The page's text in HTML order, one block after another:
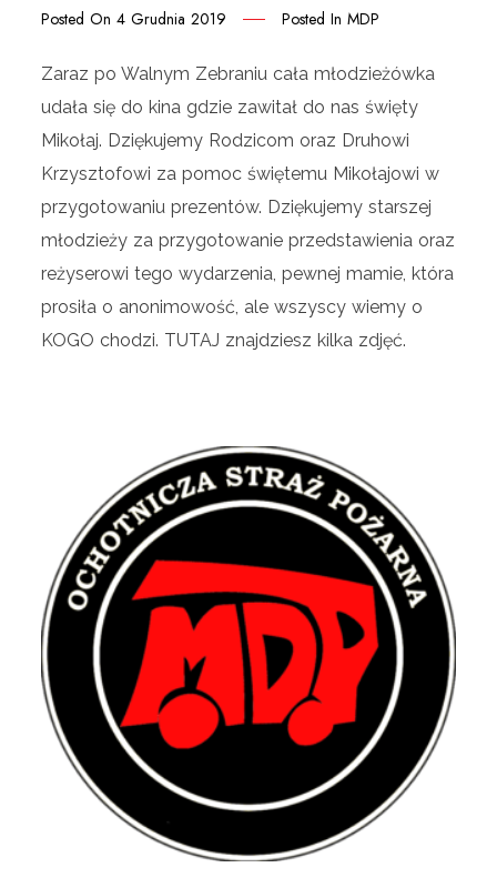
Posted On4 Grudnia 2019 Posted InMDP
Zaraz po Walnym Zebraniu cała młodzieżówka
udała się do kina gdzie zawitał do nas święty
Mikołaj. Dziękujemy Rodzicom oraz Druhowi
Krzysztofowi za pomoc świętemu Mikołajowi w
przygotowaniu prezentów. Dziękujemy starszej
młodzieży za przygotowanie przedstawienia oraz
reżyserowi tego wydarzenia, pewnej mamie, która
prosiła o anonimowość, ale wszyscy wiemy o
KOGO chodzi. TUTAJ znajdziesz kilka zdjęć.